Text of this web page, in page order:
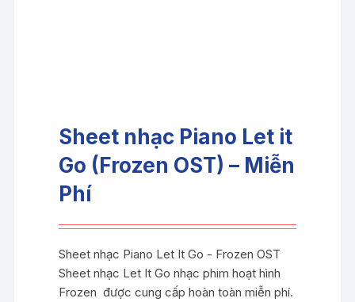
Sheet nhạc Piano Let it
Go (Frozen OST) – Miễn
Phí
Sheet nhạc Piano Let It Go - Frozen OST
Sheet nhạc Let It Go nhạc phim hoạt hình
Frozen được cung cấp hoàn toàn miễn phí.